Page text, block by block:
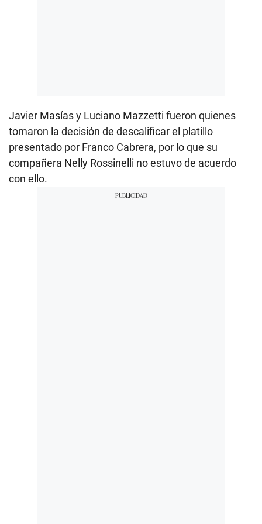
Javier Masías y Luciano Mazzetti fueron quienes
tomaron la decisión de descalificar el platillo
presentado por Franco Cabrera, por lo que su
compañera Nelly Rossinelli no estuvo de acuerdo
con ello.